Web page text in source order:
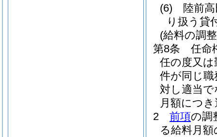
(6)
陸前
り扱う貸
(給料の調
第8条
任命
任の度又は
件が同じ
対し適当
月額につ
2
前項の調
る給料月